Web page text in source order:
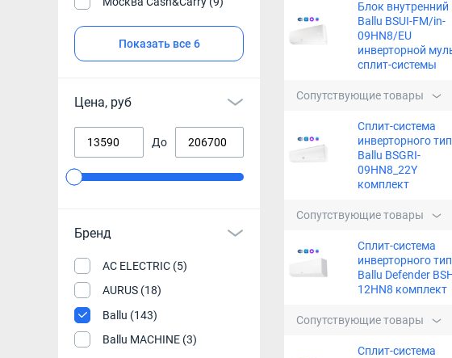
Показать все 6
Цена, руб
До
Бренд
AC ELECTRIC (5)
AURUS (18)
Ballu (143)
Ballu MACHINE (3)
Блок внутренний
Ballu BSUI-FM/in-
09HN8/EU
инверторной
сплит-системы
Сопутствующие товары
Сплит-система
инверторного
Ballu BSGRI-
09HN8_22Y
комплект
Сопутствующие товары
Сплит-система
инверторного
Ballu Defender
12HN8 комплект
Сопутствующие товары
Сплит-система